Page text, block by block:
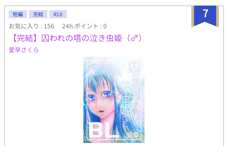
7
短編 完結 R18
お気に入り : 156 24h.ポイント : 0
【完結】囚われの塔の泣き虫姫（♂）
愛早さくら